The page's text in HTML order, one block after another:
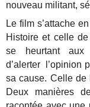
nouveau militant,
Le film s’attache
Histoire et celle
se heurtant aux
d’alerter l’opinion
sa cause. Celle de
Deux manières